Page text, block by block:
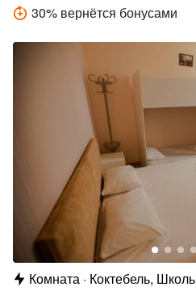
30% вернётся бонусами
Комната Коктебель,